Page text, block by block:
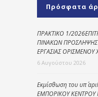
Πρόσφατα
ΠΡΑΚΤΙΚΟ 1/
ΠΙΝΑΚΩΝ
ΕΡΓΑΣΙΑΣ
6 Αυγούστου 2026
Εκμίσθωση του υπ΄
ΕΜΠΟΡΙΚΟΥ ΚΕΝΤΡΟΥ